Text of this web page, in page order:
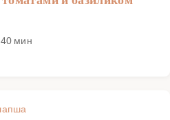
40 мин